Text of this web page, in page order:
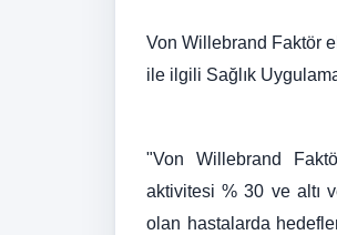
Von Willebrand Faktör
ile ilgili Sağlık
"Von Willebrand
aktivitesi % 30 ve altı
olan hastalarda